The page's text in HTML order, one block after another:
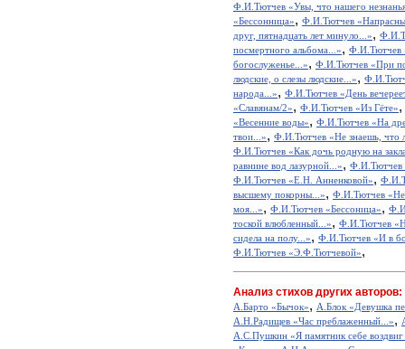
Ф.И.Тютчев «Увы, что нашего
«Бессонница», Ф.И.Тютчев
друг, пятнадцать лет минуло...»,
посмертного альбома...», Ф.И.Тютчев
богослуженье...», Ф.И.Тютчев «При
людские, о слезы людские...»,
народа...», Ф.И.Тютчев «День
«Славянам/2», Ф.И.Тютчев «Из Гёте»,
«Весенние воды», Ф.И.Тютчев «На
твои...», Ф.И.Тютчев «Не знаешь, что
Ф.И.Тютчев «Как дочь родную на
равнине вод лазурной...», Ф.И.Тютчев
Ф.И.Тютчев «Е.Н. Анненковой»,
высшему покорны...», Ф.И.Тютчев «Не
моя...», Ф.И.Тютчев «Бессоница»,
тоской влюбленный...», Ф.И.Тютчев
сидела на полу...», Ф.И.Тютчев «И в
Ф.И.Тютчев «Э.Ф.Тютчевой»,
Анализ стихов других авторов:
А.Барто «Бычок», А.Блок «Девушка
А.Н.Радищев «Час преблаженный...»,
А.С.Пушкин «Я памятник себе